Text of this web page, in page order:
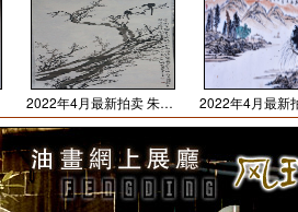
2022年4月最新拍卖 朱安平作品2000元（已卖）